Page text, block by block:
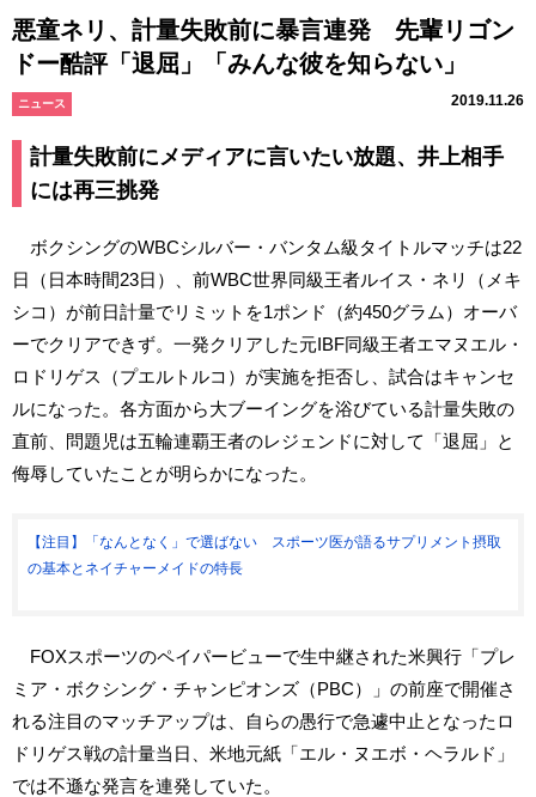
悪童ネリ、計量失敗前に暴言連発 先輩リゴン
ドー酷評「退屈」「みんな彼を知らない」
ニュース 2019.11.26
計量失敗前にメディアに言いたい放題、井上相手
には再三挑発
ボクシングのWBCシルバー・バンタム級タイトルマッチは22
日（日本時間23日）、前WBC世界同級王者ルイス・ネリ（メキ
シコ）が前日計量でリミットを1ポンド（約450グラム）オーバ
ーでクリアできず。一発クリアした元IBF同級王者エマヌエル・
ロドリゲス（プエルトルコ）が実施を拒否し、試合はキャンセ
ルになった。各方面から大ブーイングを浴びている計量失敗の
直前、問題児は五輪連覇王者のレジェンドに対して「退屈」と
侮辱していたことが明らかになった。
【注目】「なんとなく」で選ばない スポーツ医が語るサプリメント摂取
の基本とネイチャーメイドの特長
FOXスポーツのペイパービューで生中継された米興行「プレ
ミア・ボクシング・チャンピオンズ（PBC）」の前座で開催さ
れる注目のマッチアップは、自らの愚行で急遽中止となったロ
ドリゲス戦の計量当日、米地元紙「エル・ヌエボ・ヘラルド」
では不遜な発言を連発していた。